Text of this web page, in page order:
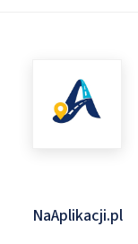
NaAplikacji.pl